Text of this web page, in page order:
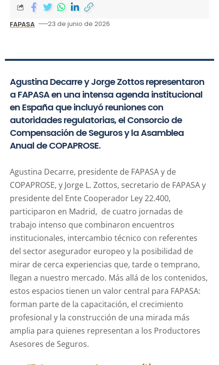
FAPASA 23 de junio de 2026
Agustina Decarre y Jorge Zottos representaron
a FAPASA en una intensa agenda institucional
en España que incluyó reuniones con
autoridades regulatorias, el Consorcio de
Compensación de Seguros y la Asamblea
Anual de COPAPROSE.
Agustina Decarre, presidente de FAPASA y de
COPAPROSE, y Jorge L. Zottos, secretario de FAPASA y
presidente del Ente Cooperador Ley 22.400,
participaron en Madrid, de cuatro jornadas de
trabajo intenso que combinaron encuentros
institucionales, intercambio técnico con referentes
del sector asegurador europeo y la posibilidad de
mirar de cerca experiencias que, tarde o temprano,
llegan a nuestro mercado. Más allá de los contenidos,
estos espacios tienen un valor central para FAPASA:
forman parte de la capacitación, el crecimiento
profesional y la construcción de una mirada más
amplia para quienes representan a los Productores
Asesores de Seguros.